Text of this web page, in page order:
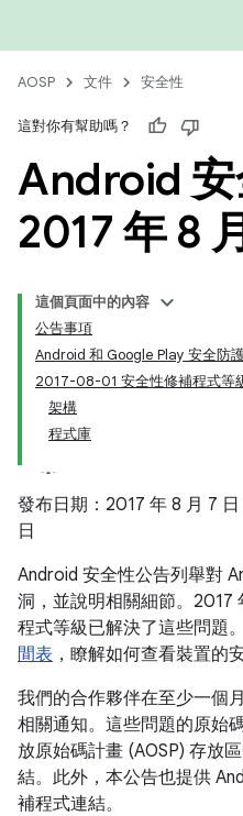
AOSP 文件 安全性
這對你有幫助嗎？
Android
2017 年 8
這個頁面中的內容
公告事項
Android 和 Google Play 安全防
2017-08-01 安全性修補程式等
架構
程式庫
發布日期：2017 年 8 月 7
日
Android 安全性公告列舉對
洞，並說明相關細節。2017
程式等級已解決了這些問題
間表 ，瞭解如何查看裝置的
我們的合作夥伴在至少一個
相關通知。這些問題的原始
放原始碼計畫 (AOSP) 存放
結。此外，本公告也提供
補程式連結。